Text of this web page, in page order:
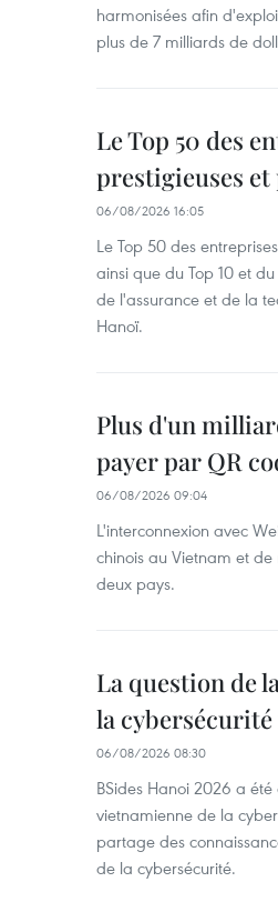
harmonisées afin
plus de 7 milliards de
Le Top 50 des
prestigieuses
06/08/2026 16:05
Le Top 50 des
ainsi que du Top 10 et
de l'assurance et de la
Hanoï.
Plus d'un
payer par QR
06/08/2026 09:04
L'interconnexion avec
chinois au Vietnam et
deux pays.
La question de
la
06/08/2026 08:30
BSides Hanoi 2026 a
vietnamienne de la
partage des
de la cybersécurité.